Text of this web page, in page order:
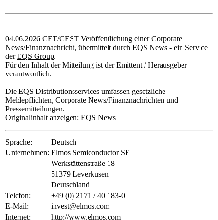
04.06.2026 CET/CEST Veröffentlichung einer Corporate
News/Finanznachricht, übermittelt durch EQS News - ein Service
derEQS Group.
Für den Inhalt der Mitteilung ist der Emittent / Herausgeber
verantwortlich.
Die EQS Distributionsservices umfassen gesetzliche
Meldepflichten, Corporate News/Finanznachrichten und
Pressemitteilungen.
Originalinhalt anzeigen: EQS News
Sprache:
Deutsch
Unternehmen: Elmos Semiconductor SE
Werkstättenstraße 18
51379 Leverkusen
Deutschland
Telefon:
+49 (0) 2171 / 40 183-0
E-Mail:
invest@elmos.com
Internet:
http://www.elmos.com